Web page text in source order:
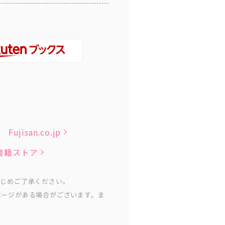
Fujisan.co.jp
籍ストア
めご了承ください。
ジがある場合がございます。ま